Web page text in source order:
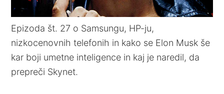
Epizoda št. 27 o Samsungu, HP-ju,
nizkocenovnih telefonih in kako se Elon Musk še
kar boji umetne inteligence in kaj je naredil, da
prepreči Skynet.